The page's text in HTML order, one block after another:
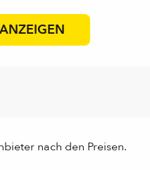
nach den Preisen.